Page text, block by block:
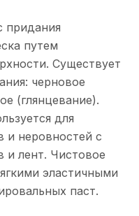
придания
путем
Существует
черновое
(глянцевание).
для
и неровностей с
и лент. Чистовое
эластичными
паст.